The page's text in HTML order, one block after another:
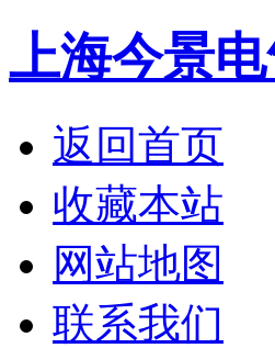
上海今景
返回首页
收藏本站
网站地图
联系我们